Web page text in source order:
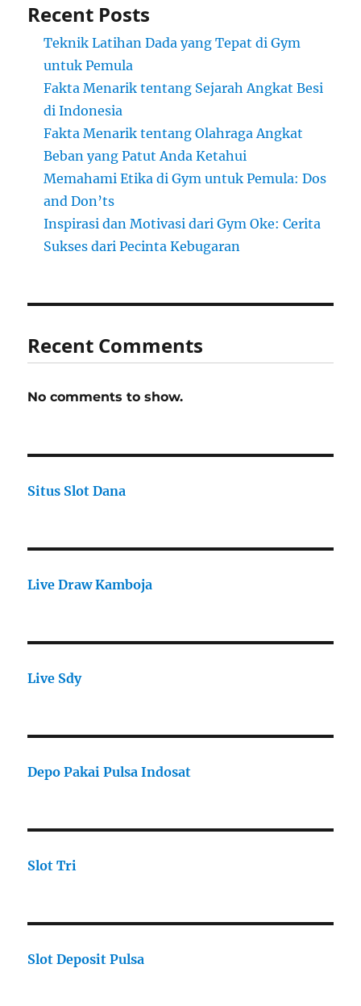
Recent Posts
Teknik Latihan Dada yang Tepat di Gym
untuk Pemula
Fakta Menarik tentang Sejarah Angkat Besi
di Indonesia
Fakta Menarik tentang Olahraga Angkat
Beban yang Patut Anda Ketahui
Memahami Etika di Gym untuk Pemula: Dos
and Don’ts
Inspirasi dan Motivasi dari Gym Oke: Cerita
Sukses dari Pecinta Kebugaran
Recent Comments
No comments to show.
Situs Slot Dana
Live Draw Kamboja
Live Sdy
Depo Pakai Pulsa Indosat
Slot Tri
Slot Deposit Pulsa